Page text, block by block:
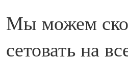
Мы можем
сетовать на